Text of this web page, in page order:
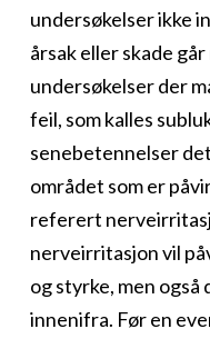
undersøkelser ikke
årsak eller skade
undersøkelser der
feil, som kalles
senebetennelser
området som er
referert
nerveirritasjon vil
og styrke, men også
innenifra. Før en